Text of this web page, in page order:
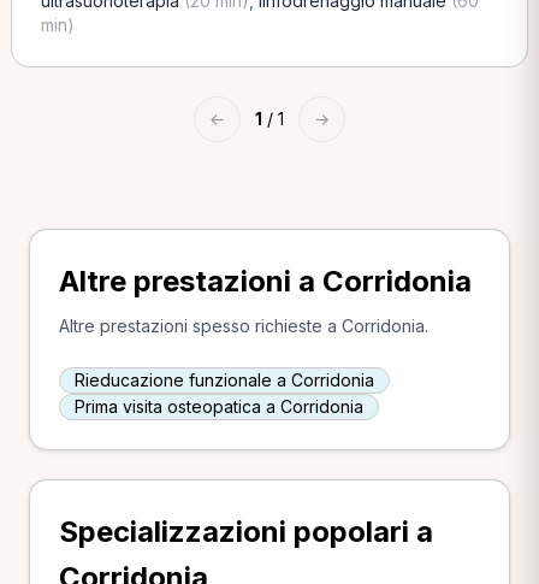
min)
← 1 / 1 →
Altre prestazioni a Corridonia
Altre prestazioni spesso richieste a Corridonia.
Rieducazione funzionale a Corridonia
Prima visita osteopatica a Corridonia
Specializzazioni popolari a